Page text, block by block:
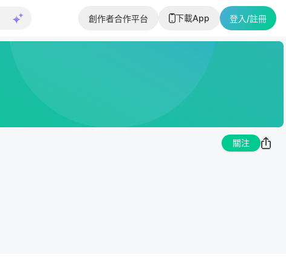
創作者合作平台 下載App 登入/註冊
關注